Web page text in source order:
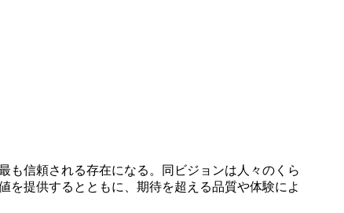
も信頼される存在になる。同ビジョンは人々のくら
を提供するとともに、期待を超える品質や体験によ